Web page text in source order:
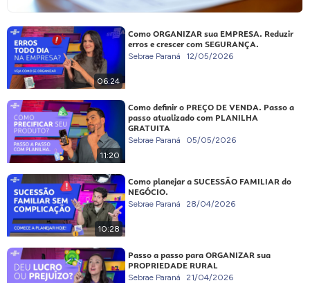
06:24
Como ORGANIZAR sua EMPRESA. Reduzir
erros e crescer com SEGURANÇA.
Sebrae Paraná 12/05/2026
11:20
Como definir o PREÇO DE VENDA. Passo a
passo atualizado com PLANILHA
GRATUITA
Sebrae Paraná 05/05/2026
10:28
Como planejar a SUCESSÃO FAMILIAR do
NEGÓCIO.
Sebrae Paraná 28/04/2026
Passo a passo para ORGANIZAR sua
PROPRIEDADE RURAL
Sebrae Paraná 21/04/2026